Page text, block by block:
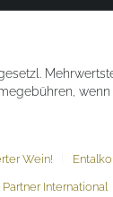
Wein!
Partner International